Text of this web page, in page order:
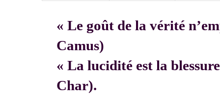
« Le goût de la vérité
Camus)
« La lucidité est la
Char).